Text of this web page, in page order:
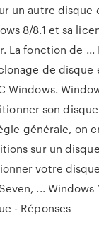
un autre disque
8/8.1 et sa
La fonction de ...
de disque
Windows.
son
générale, on
sur un
votre
... Windows
- Réponses